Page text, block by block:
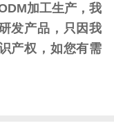
加工生产，我
发产品，只因我
产权，如您有需